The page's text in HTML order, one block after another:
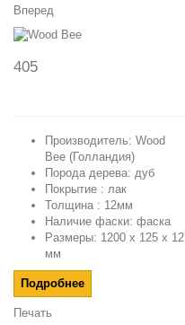
Вперед
405
Производитель: Wood
Bee (Голландия)
Порода дерева: дуб
Покрытие : лак
Толщина : 12мм
Наличие фаски: фаска
Размеры: 1200 x 125 x 12
мм
Подробнее
Печать